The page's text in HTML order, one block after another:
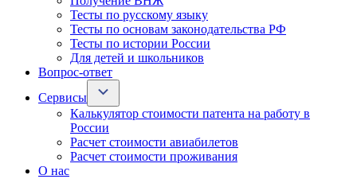
Тесты по русскому языку
Тесты по основам законодательства РФ
Тесты по истории России
Для детей и школьников
Вопрос-ответ
Сервисы
Калькулятор стоимости патента на работу в
России
Расчет стоимости авиабилетов
Расчет стоимости проживания
О нас